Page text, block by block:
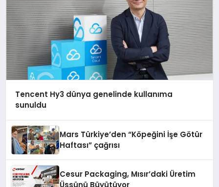
Tencent Hy3 dünya genelinde kullanıma
sunuldu
Mars Türkiye’den “Köpeğini İşe Götür
Haftası” çağrısı
Cesur Packaging, Mısır’daki Üretim
Üssünü Büyütüyor